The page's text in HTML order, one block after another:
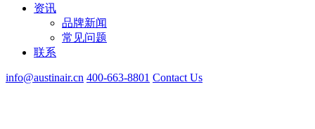
资讯
品牌新闻
常见问题
联系
info@austinair.cn 400-663-8801 Contact Us